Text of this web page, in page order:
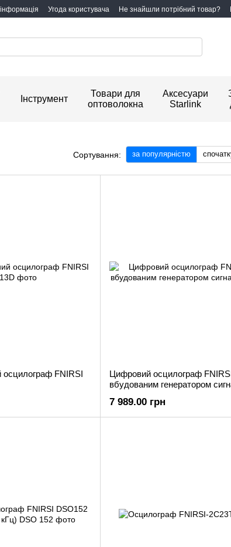
Угода користувача Не знайшли потрібний товар?
Інструмент
Товари для
оптоволокна
Аксесуари
Starlink
Сортування: за популярністю
FNIRSI
Цифровий осцилограф
вбудованим генератором
7 989.00 грн